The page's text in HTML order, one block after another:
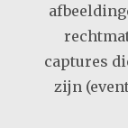
captures
zijn